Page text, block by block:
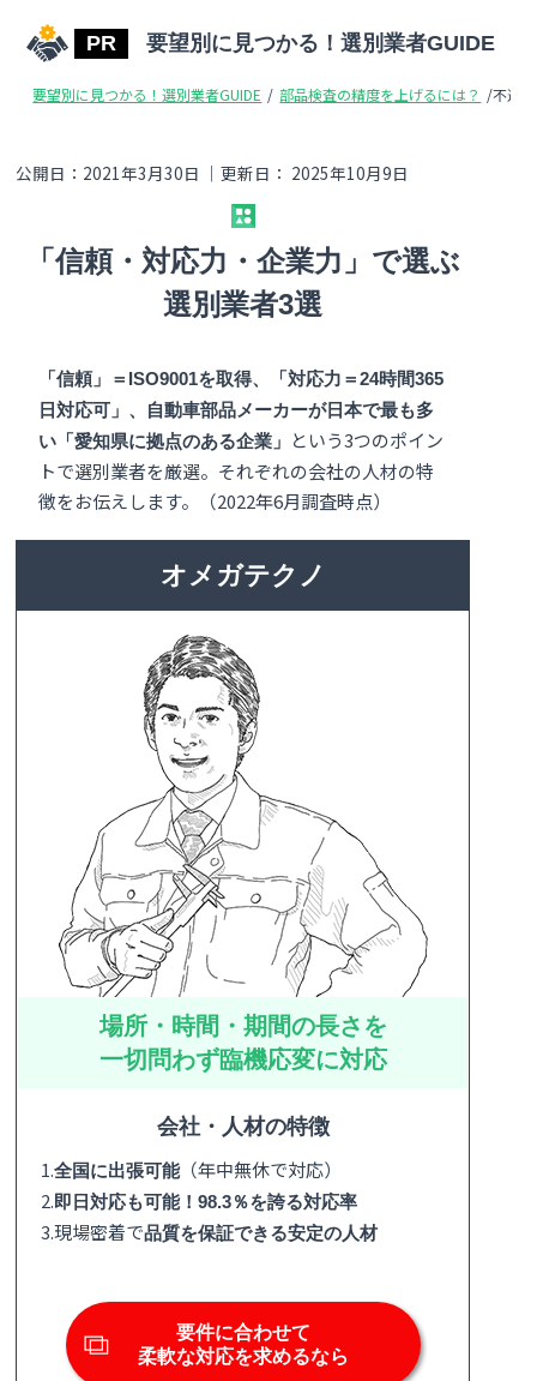
要望別に見つかる！選別業者GUIDE
要望別に見つかる！選別業者GUIDE / 部品検査の精度を上げるには？ /不適
公開日： 2021年3月30日 ｜更新日： 2025年10月9日
「信頼・対応力・企業力」で選ぶ
選別業者3選
「信頼」＝ISO9001を取得、「対応力＝24時間365
日対応可」、自動車部品メーカーが日本で最も多
い「愛知県に拠点のある企業」
という3つのポイン
トで選別業者を厳選。それぞれの会社の人材の特
徴をお伝えします。（2022年6月調査時点）
オメガテクノ
場所・時間・期間の長さを
一切問わず臨機応変に対応
会社・人材の特徴
1.全国に出張可能（年中無休で対応）
2.即日対応も可能！98.3％を誇る対応率
3.現場密着で品質を保証できる安定の人材
要件に合わせて
柔軟な対応を求めるなら